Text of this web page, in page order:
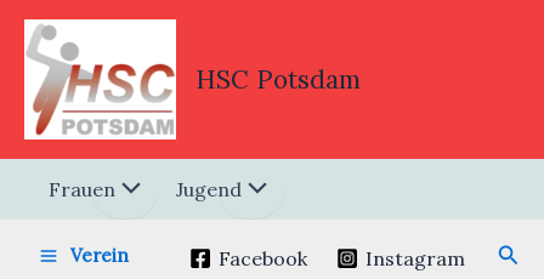
Zum
Inhalt
springen
HSC Potsdam
Frauen Jugend
Verein Facebook Instagram